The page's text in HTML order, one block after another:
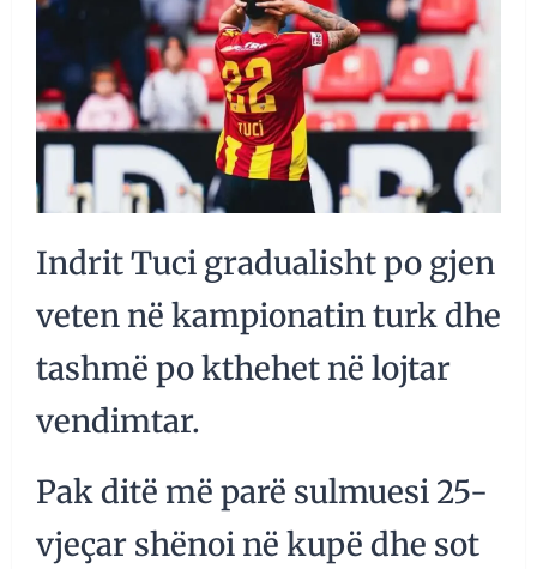
Indrit Tuci gradualisht po gjen
veten në kampionatin turk dhe
tashmë po kthehet në lojtar
vendimtar.
Pak ditë më parë sulmuesi 25-
vjeçar shënoi në kupë dhe sot